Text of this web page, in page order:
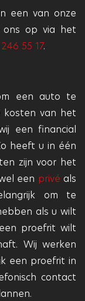
een van onze
ons op via het
55 17.
een auto te
kosten van het
een financial
heeft u in één
zijn voor het
een privé als
om te
als u wilt
proefrit wilt
Wij werken
een proefrit in
contact